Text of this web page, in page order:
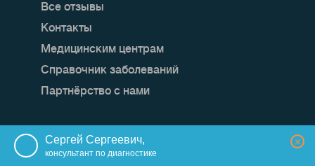
Все отзывы
Контакты
Медицинским центрам
Справочник заболеваний
Партнёрство с нами
Мы в социальных сетях:
×
Сергей Сергеевич,
консультант по диагностике